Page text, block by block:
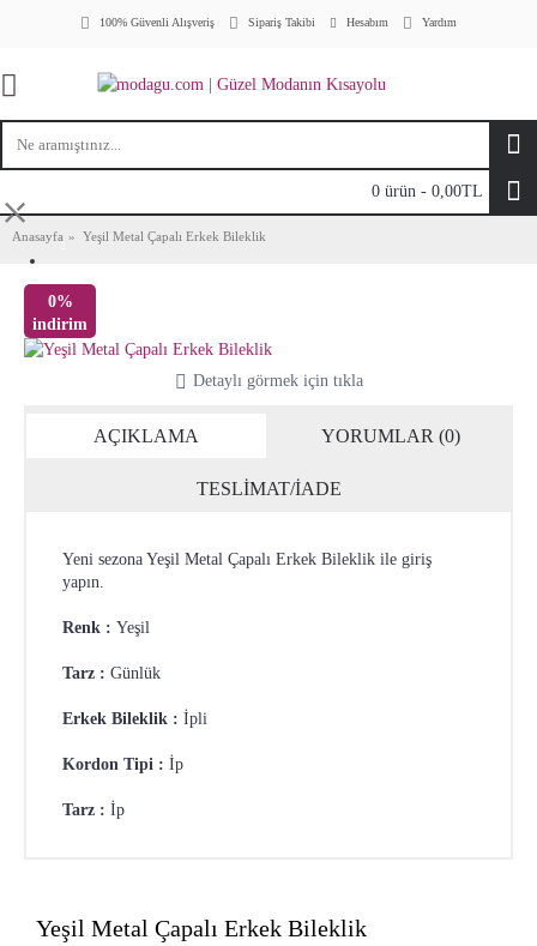
100% Güvenli Alışveriş Sipariş Takibi Hesabım Yardım
⤬
0 ürün - 0,00TL
Anasayfa Yeşil Metal Çapalı Erkek Bileklik
0%
indirim
Detaylı görmek için tıkla
AÇIKLAMA YORUMLAR (0)
TESLİMAT/İADE
Yeni sezona Yeşil Metal Çapalı Erkek Bileklik ile giriş
yapın.
Renk : Yeşil
Tarz : Günlük
Erkek Bileklik : İpli
Kordon Tipi : İp
Tarz : İp
Yeşil Metal Çapalı Erkek Bileklik